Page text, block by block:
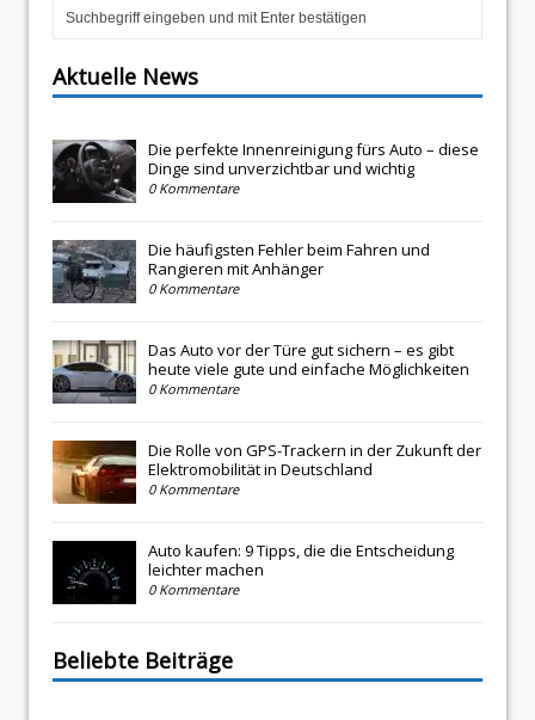
Aktuelle News
Die perfekte Innenreinigung fürs Auto – diese
Dinge sind unverzichtbar und wichtig
0 Kommentare
Die häufigsten Fehler beim Fahren und
Rangieren mit Anhänger
0 Kommentare
Das Auto vor der Türe gut sichern – es gibt
heute viele gute und einfache Möglichkeiten
0 Kommentare
Die Rolle von GPS-Trackern in der Zukunft der
Elektromobilität in Deutschland
0 Kommentare
Auto kaufen: 9 Tipps, die die Entscheidung
leichter machen
0 Kommentare
Beliebte Beiträge